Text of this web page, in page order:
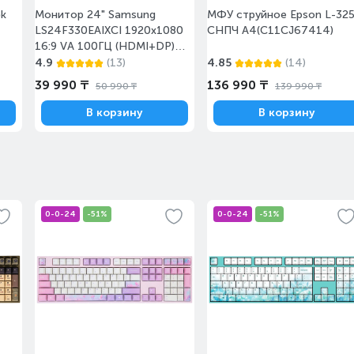
Завтра Под заказ
Монитор 24" Samsung
LS24F330EAIXCI 1920x1080
16:9 VA 100ГЦ (HDMI+DP)
Black
4.9 (13)
39 990 ₸ 50 990 ₸
В корзину
МФУ струйное Epson L-
СНПЧ А4(C11CJ67414)
4.85 (14)
136 990 ₸ 139 990 ₸
В корзину
0-0-24 -51% 0-0-24 -51%